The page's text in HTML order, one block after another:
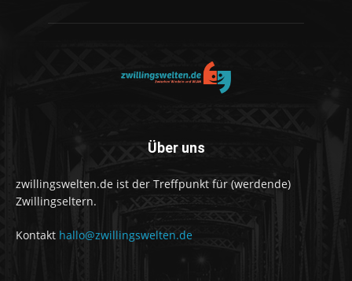
Über uns
zwillingswelten.de ist der Treffpunkt für (werdende)
Zwillingseltern.
Kontakt hallo@zwillingswelten.de